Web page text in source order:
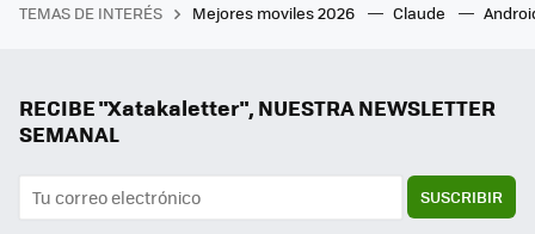
TEMAS DE INTERÉS Mejores moviles 2026 Claude
RECIBE "Xatakaletter", NUESTRA NEWSLETTER
SEMANAL
SUSCRIBIR